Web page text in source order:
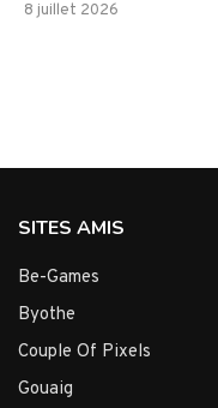
8 juillet 2026
SITES AMIS
Be-Games
Byothe
Couple Of Pixels
Gouaig